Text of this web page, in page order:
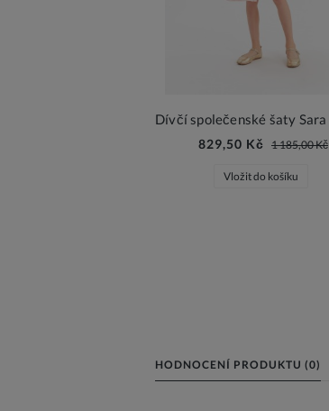
829,50 Kč 1 185,00 Kč
Vložit do košíku
HODNOCENÍ PRODUKTU (0)